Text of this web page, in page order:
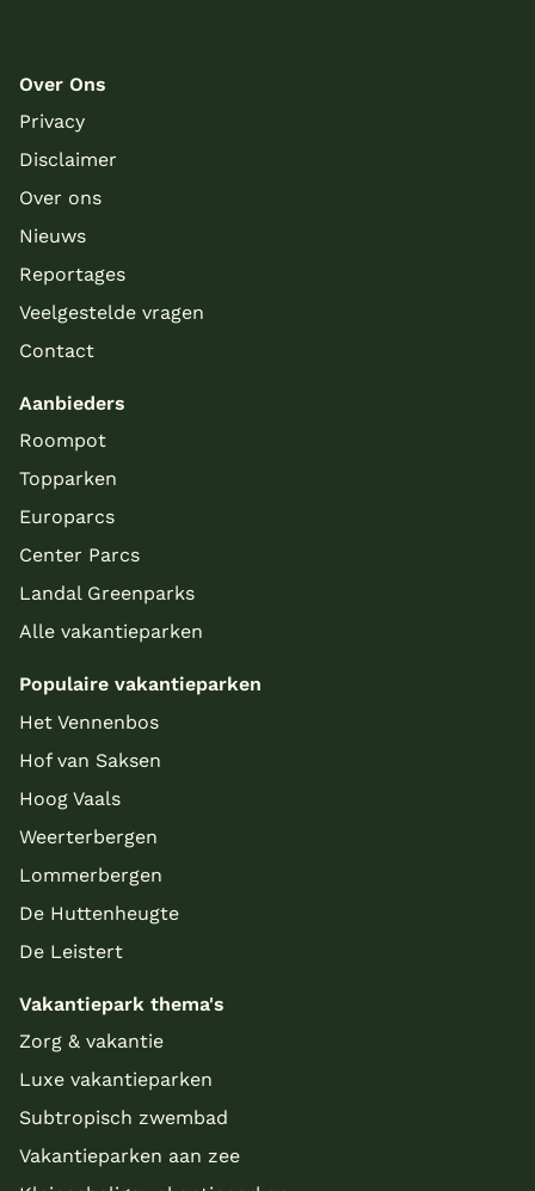
Over Ons
Privacy
Disclaimer
Over ons
Nieuws
Reportages
Veelgestelde vragen
Contact
Aanbieders
Roompot
Topparken
Europarcs
Center Parcs
Landal Greenparks
Alle vakantieparken
Populaire vakantieparken
Het Vennenbos
Hof van Saksen
Hoog Vaals
Weerterbergen
Lommerbergen
De Huttenheugte
De Leistert
Vakantiepark thema's
Zorg & vakantie
Luxe vakantieparken
Subtropisch zwembad
Vakantieparken aan zee